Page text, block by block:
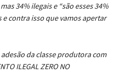
34% ilegais e “são esses 34%
e contra isso que vamos apertar
da classe produtora com
ILEGAL ZERO NO